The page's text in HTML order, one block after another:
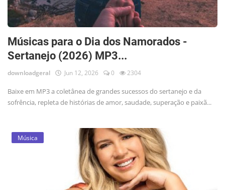
Jogos hoje na TV
Músicas para o Dia dos Namorados -
Sertanejo (2026) MP3...
downloadgeral Jun 12, 2026 0 2304
Baixe em MP3 a coletânea de grandes sucessos do sertanejo e da
sofrência, repleta de histórias de amor, saudade, superação e paixã...
Música